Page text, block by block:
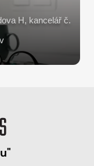
H, kancelář č.